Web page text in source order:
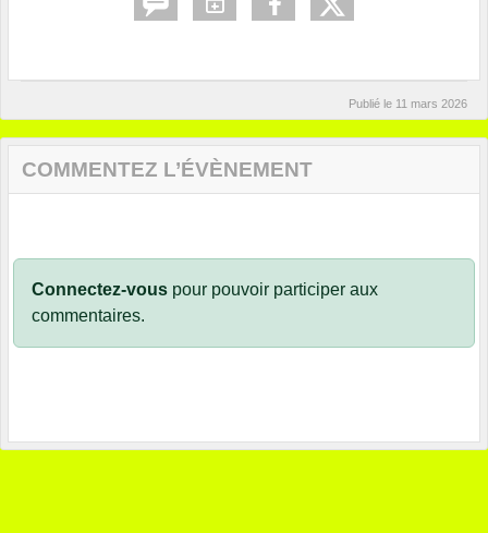
Publié le 11 mars 2026
COMMENTEZ L’ÉVÈNEMENT
Connectez-vous pour pouvoir participer aux
commentaires.